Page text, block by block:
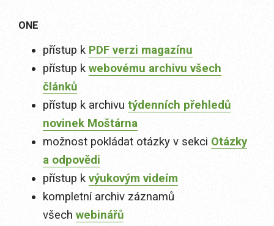
ONE
přístup k PDF verzi magazínu
přístup k webovému archivu všech
článků
přístup k archivu týdenních přehledů
novinek Moštárna
možnost pokládat otázky v sekci Otázky
a odpovědi
přístup k výukovým videím
kompletní archiv záznamů
všech webinářů